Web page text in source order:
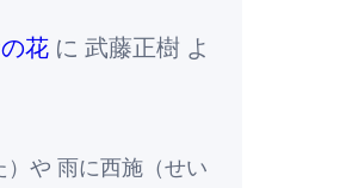
花に 武藤正樹 よ
）や 雨に西施（せい